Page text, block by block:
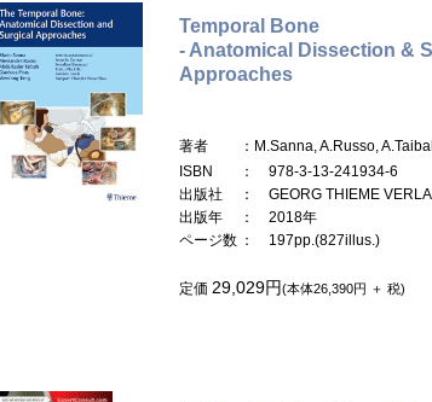
Temporal Bone
- Anatomical Dissection &
Approaches
著者
：M.Sanna, A.Russo,
ISBN
： 978-3-13-241934-6
出版社
： GEORG THIEME
出版年
： 2018年
ページ数 ： 197pp.(827illus.)
定価 29,029円(本体26,390円 ＋ 税)